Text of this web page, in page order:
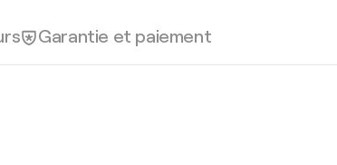
Garantie et paiement